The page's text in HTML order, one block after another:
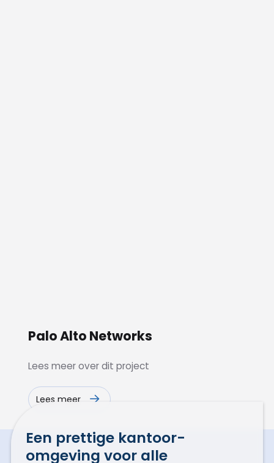
Palo Alto Networks
Lees meer over dit project
Lees meer
Een prettige kantoor­
omgeving voor alle